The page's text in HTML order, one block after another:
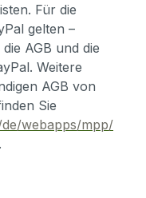
Für die
gelten –
AGB und die
Weitere
AGB von
Sie
webapps/mpp/
.